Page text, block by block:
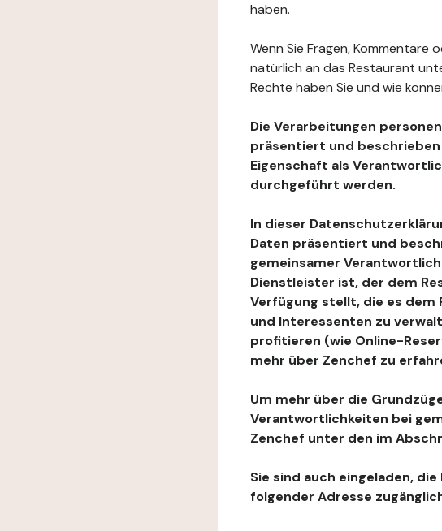
haben.
Wenn Sie Fragen, Kommentare
natürlich an das Restaurant
Rechte haben Sie und wie
Die Verarbeitungen
präsentiert und
Eigenschaft als
durchgeführt werden.
In dieser
Daten präsentiert und
gemeinsamer
Dienstleister ist, der dem
Verfügung stellt, die es dem
und Interessenten zu
profitieren (wie Online-
mehr über Zenchef zu
Um mehr über die
Verantwortlichkeiten bei
Zenchef unter den im
Sie sind auch eingeladen,
folgender Adresse